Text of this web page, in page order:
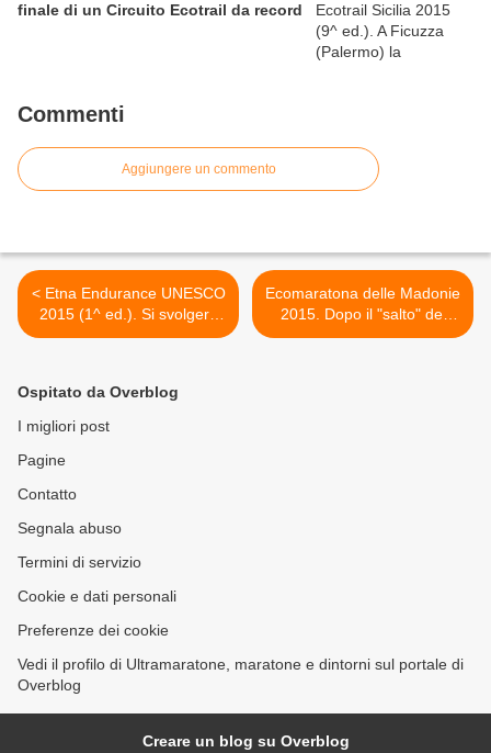
finale di un Circuito Ecotrail da record
Commenti
Aggiungere un commento
< Etna Endurance UNESCO
2015 (1^ ed.). Si svolgerà
tra il 20 e il 21 giugno,
Walking, Trekking, Running,
MTB e Canoa
Ecomaratona delle Madonie
2015. Dopo il "salto" del
2014, ritorna l'evento di
Ospitato da Overblog
I migliori post
Pagine
Contatto
Segnala abuso
Termini di servizio
Cookie e dati personali
Preferenze dei cookie
Vedi il profilo di Ultramaratone, maratone e dintorni sul portale di
Overblog
Creare un blog su Overblog